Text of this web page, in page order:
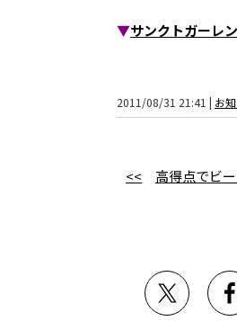
▼サンクトガーレ
2011/08/31 21:41 | お
<< 高得点でビ